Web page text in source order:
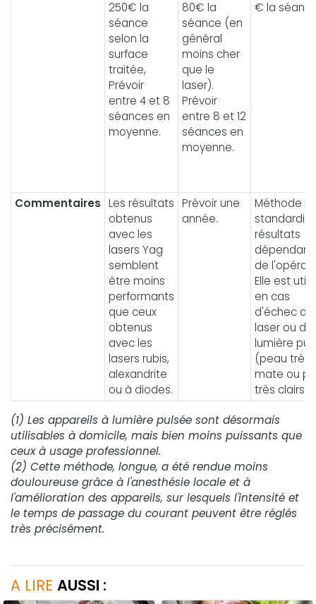
250€ la
séance
selon la
surface
traitée,
Prévoir
entre 4 et 8
séances en
moyenne.
80€ la
séance (en
général
moins cher
que le
laser).
Prévoir
entre 8 et 12
séances en
moyenne.
€ la
Commentaires Les résultats
obtenus
avec les
lasers Yag
semblent
être moins
performants
que ceux
obtenus
avec les
lasers rubis,
alexandrite
ou à diodes.
Prévoir une
année.
Méthode
résultats
de
Elle est
en cas
d'échec du
laser ou de
lumière
(peau très
mate ou
très clairs).
(1) Les appareils à lumière pulsée sont désormais
utilisables à domicile, mais bien moins puissants que
ceux à usage professionnel.
(2) Cette méthode, longue, a été rendue moins
douloureuse grâce à l'anesthésie locale et à
l'amélioration des appareils, sur lesquels l'intensité et
le temps de passage du courant peuvent être réglés
très précisément.
A LIRE AUSSI :